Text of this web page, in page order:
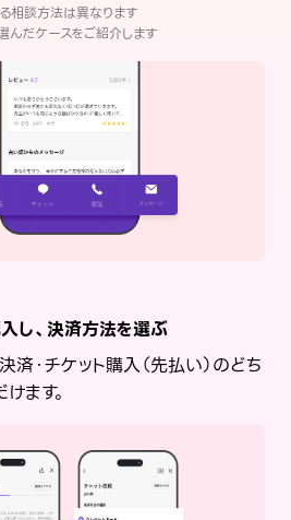
相談方法は異なります
んだケースをご紹介します
し、決済方法を選ぶ
済・チケット購入（先払い）のどち
ます。